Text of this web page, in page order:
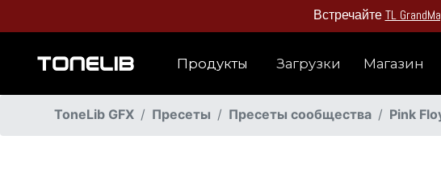
ВстречайтеTL
Продукты Загрузки Магазин
ToneLib GFX Пресеты Пресеты сообщества Pink